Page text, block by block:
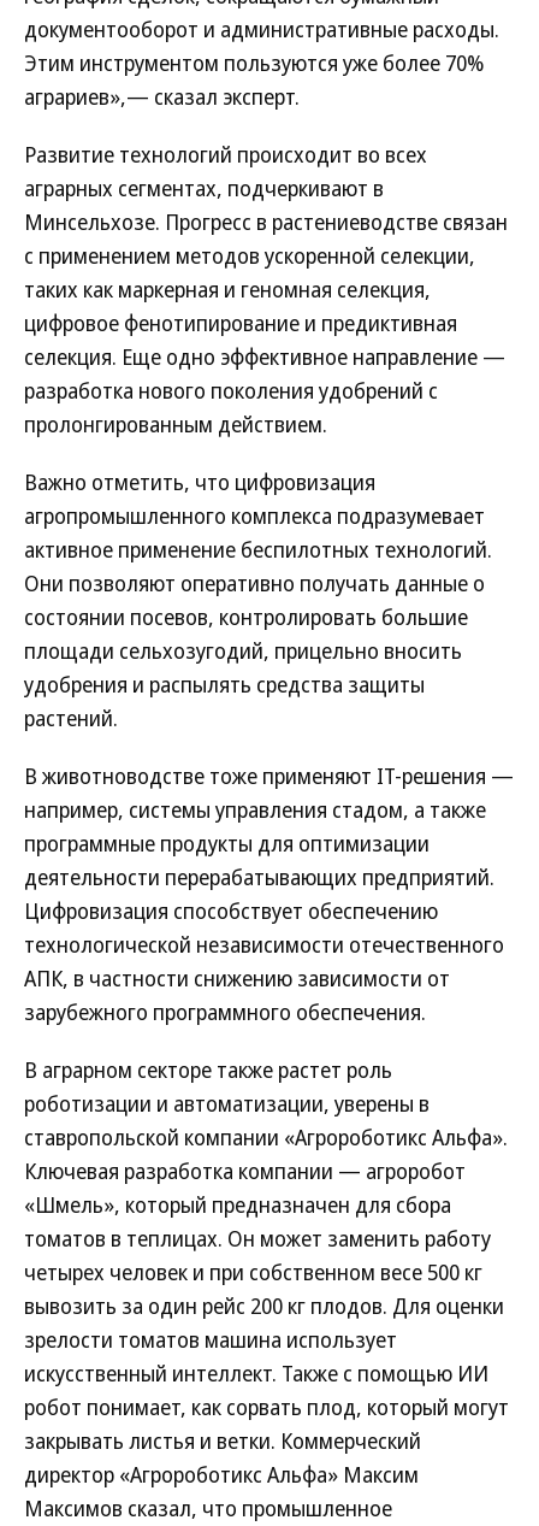
документооборот и административные расходы.
Этим инструментом пользуются уже более 70%
аграриев»,— сказал эксперт.
Развитие технологий происходит во всех
аграрных сегментах, подчеркивают в
Минсельхозе. Прогресс в растениеводстве связан
с применением методов ускоренной селекции,
таких как маркерная и геномная селекция,
цифровое фенотипирование и предиктивная
селекция. Еще одно эффективное направление —
разработка нового поколения удобрений с
пролонгированным действием.
Важно отметить, что цифровизация
агропромышленного комплекса подразумевает
активное применение беспилотных технологий.
Они позволяют оперативно получать данные о
состоянии посевов, контролировать большие
площади сельхозугодий, прицельно вносить
удобрения и распылять средства защиты
растений.
В животноводстве тоже применяют IT-решения —
например, системы управления стадом, а также
программные продукты для оптимизации
деятельности перерабатывающих предприятий.
Цифровизация способствует обеспечению
технологической независимости отечественного
АПК, в частности снижению зависимости от
зарубежного программного обеспечения.
В аграрном секторе также растет роль
роботизации и автоматизации, уверены в
ставропольской компании «Агророботикс Альфа».
Ключевая разработка компании — агроробот
«Шмель», который предназначен для сбора
томатов в теплицах. Он может заменить работу
четырех человек и при собственном весе 500 кг
вывозить за один рейс 200 кг плодов. Для оценки
зрелости томатов машина использует
искусственный интеллект. Также с помощью ИИ
робот понимает, как сорвать плод, который могут
закрывать листья и ветки. Коммерческий
директор «Агророботикс Альфа» Максим
Максимов сказал, что промышленное